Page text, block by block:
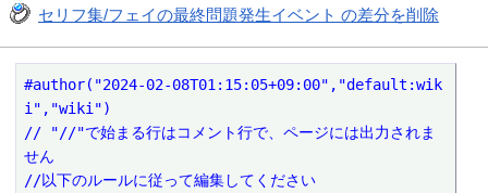
セリフ集/フェイの最終問題発生イベント の差分を削除
#author("2024-02-08T01:15:05+09:00","default:wik
i","wiki")
// "//"で始まる行はコメント行で、ページには出力されま
せん
//以下のルールに従って編集してください